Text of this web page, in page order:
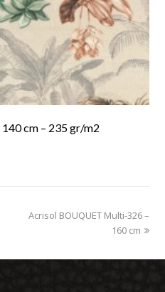
cm – 235 gr/m2
next
Acrisol BOUQUET Multi-326 –
160 cm